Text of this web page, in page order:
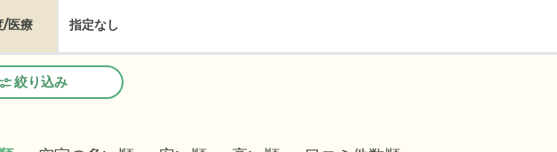
/医療 指定なし
絞り込み